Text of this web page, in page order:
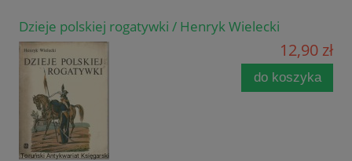
Dzieje polskiej rogatywki / Henryk Wielecki
12,90 zł
do koszyka